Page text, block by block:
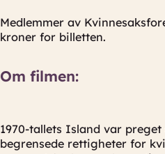
Medlemmer av
kroner for billetten.
Om filmen:
1970-tallets Island var
begrensede rettigheter for